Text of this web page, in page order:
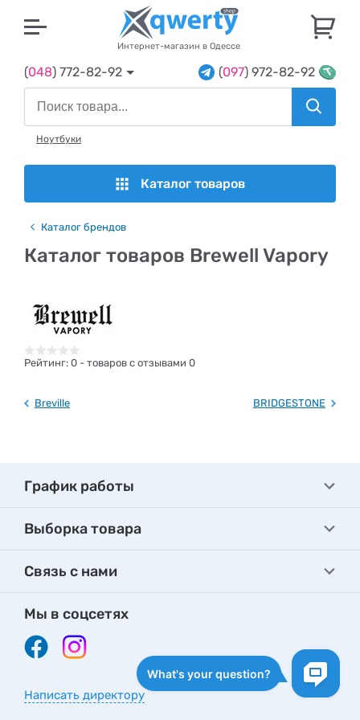
Интернет-магазин в Одессе
(048) 772-82-92 (097) 972-82-92
Ноутбуки
Каталог товаров
Каталог брендов
Каталог товаров Brewell Vapory
Рейтинг: 0 - товаров с отзывами 0
Breville BRIDGESTONE
График работы
Выборка товара
Связь с нами
Мы в соцсетях
Написать директору